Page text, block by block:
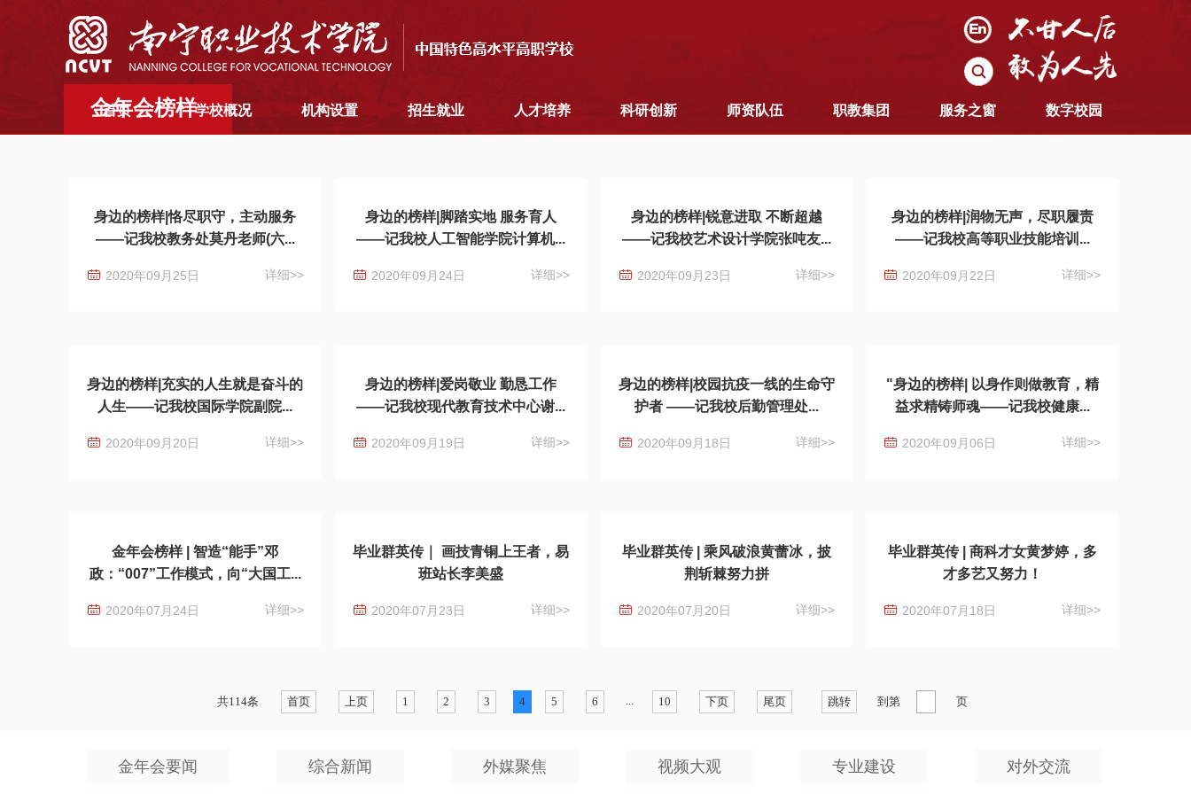
首页 学校概况 机构设置 招生就业 人才培养 科研创新 师资队伍 职教集团 服务之窗 数字校园
金年会榜样
身边的榜样|恪尽职守，主动服务
——记我校教务处莫丹老师(六...
2020年09月25日 详细>>
身边的榜样|脚踏实地 服务育人
——记我校人工智能学院计算机...
2020年09月24日 详细>>
身边的榜样|锐意进取 不断超越
——记我校艺术设计学院张吨友...
2020年09月23日 详细>>
身边的榜样|润物无声，尽职履责
——记我校高等职业技能培训...
2020年09月22日 详细>>
身边的榜样|充实的人生就是奋斗的
人生——记我校国际学院副院...
2020年09月20日 详细>>
身边的榜样|爱岗敬业 勤恳工作
——记我校现代教育技术中心谢...
2020年09月19日 详细>>
身边的榜样|校园抗疫一线的生命守
护者 ——记我校后勤管理处...
2020年09月18日 详细>>
"身边的榜样| 以身作则做教育，精
益求精铸师魂——记我校健康...
2020年09月06日 详细>>
金年会榜样 | 智造“能手”邓
政：“007”工作模式，向“大国工...
2020年07月24日 详细>>
毕业群英传｜ 画技青铜上王者，易
班站长李美盛
2020年07月23日 详细>>
毕业群英传 | 乘风破浪黄蕾冰，披
荆斩棘努力拼
2020年07月20日 详细>>
毕业群英传 | 商科才女黄梦婷，多
才多艺又努力！
2020年07月18日 详细>>
共114条 首页 上页 1 2 3 4 5 6 ... 10 下页 尾页 跳转 到第 页
金年会要闻 综合新闻 外媒聚焦 视频大观 专业建设 对外交流